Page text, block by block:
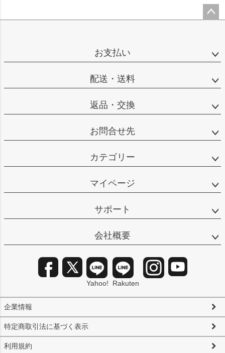
お支払い
配送・送料
返品・交換
お問合せ先
カテゴリー
マイページ
サポート
会社概要
企業情報
特定商取引法に基づく表示
利用規約
Yahoo! Rakuten